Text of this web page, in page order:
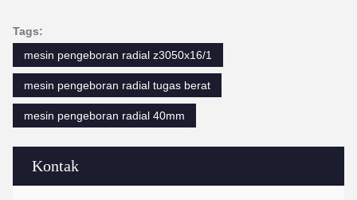
Kontak
Tags:
mesin pengeboran radial z3050x16/1
mesin pengeboran radial tugas berat
mesin pengeboran radial 40mm